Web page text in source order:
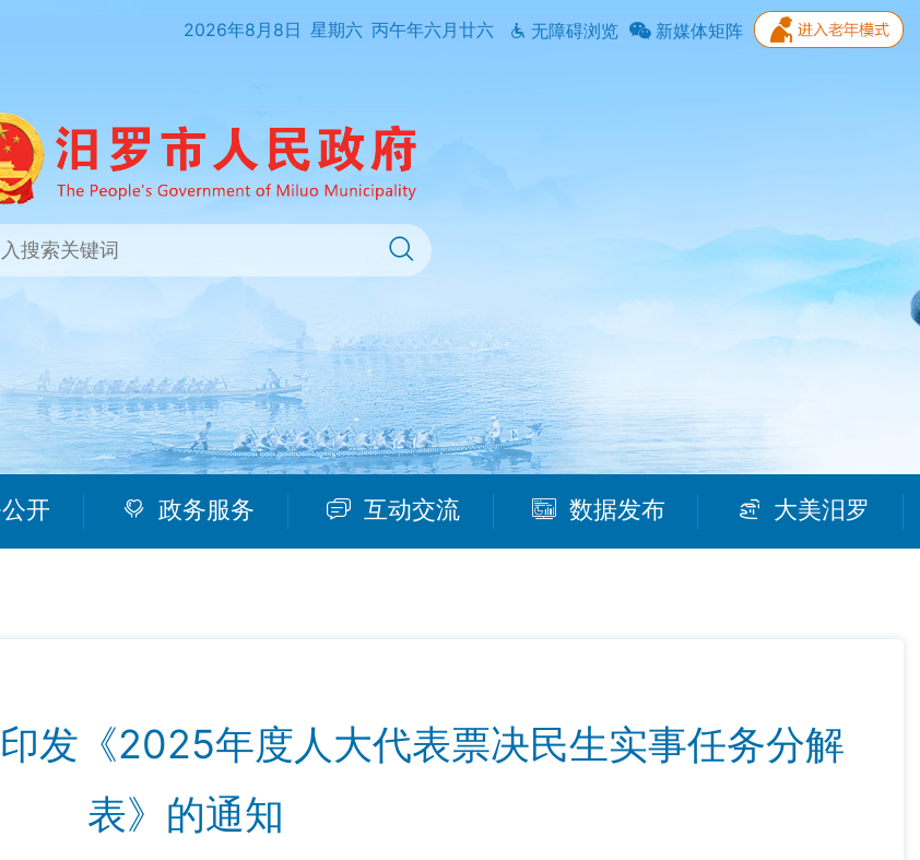
2026年8月8日 星期六 丙午年六月廿六 无障碍浏览 新媒体矩阵
开 政务服务 互动交流 数据发布 大美汨罗
发《2025年度人大代表票决民生实事任务分解
表》的通知